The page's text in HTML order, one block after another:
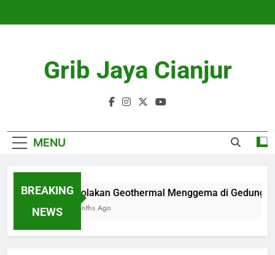
Grib Jaya Cianjur
MENU
BREAKING
NEWS
Penolakan Geothermal Menggema di Gedung
4 Months Ago